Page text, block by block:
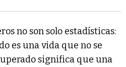
no son solo estadísticas:
es una vida que no se
significa que una